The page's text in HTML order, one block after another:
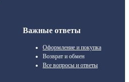
Важные ответы
Оформление и покупка
Возврат и обмен
Все вопросы и ответы